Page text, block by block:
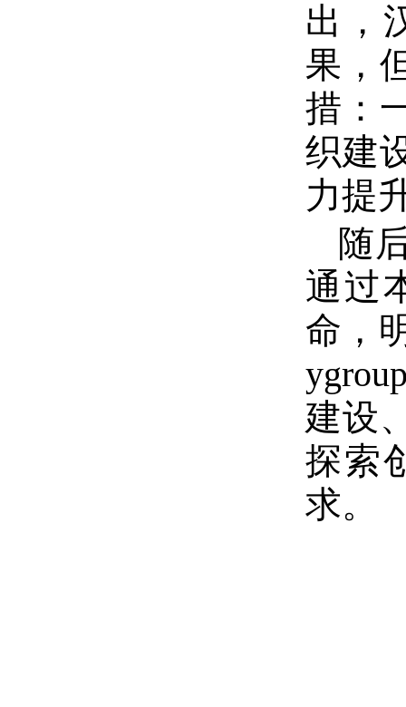
出，
果，
措：
织建
力提
随
通过
命，
建设
探索
求。